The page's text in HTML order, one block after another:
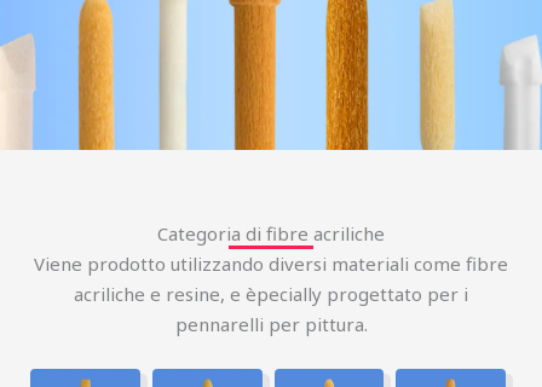
Categoria di fibre acriliche
Viene prodotto utilizzando diversi materiali come fibre
acriliche e resine, e èpecially progettato per i
pennarelli per pittura.